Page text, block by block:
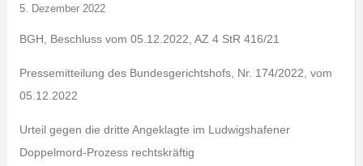
5. Dezember 2022
BGH, Beschluss vom 05.12.2022, AZ 4 StR 416/21
Pressemitteilung des Bundesgerichtshofs, Nr. 174/2022, vom
05.12.2022
Urteil gegen die dritte Angeklagte im Ludwigshafener
Doppelmord-Prozess rechtskräftig